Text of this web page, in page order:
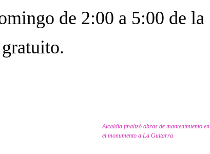
de 2:00 a 5:00 de la
Alcaldía finalizó obras de mantenimiento en
el monumento a La Guitarra